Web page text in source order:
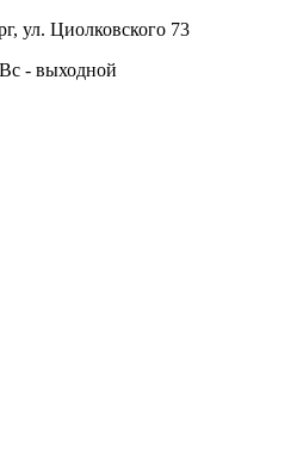
ул. Циолковского 73
- выходной